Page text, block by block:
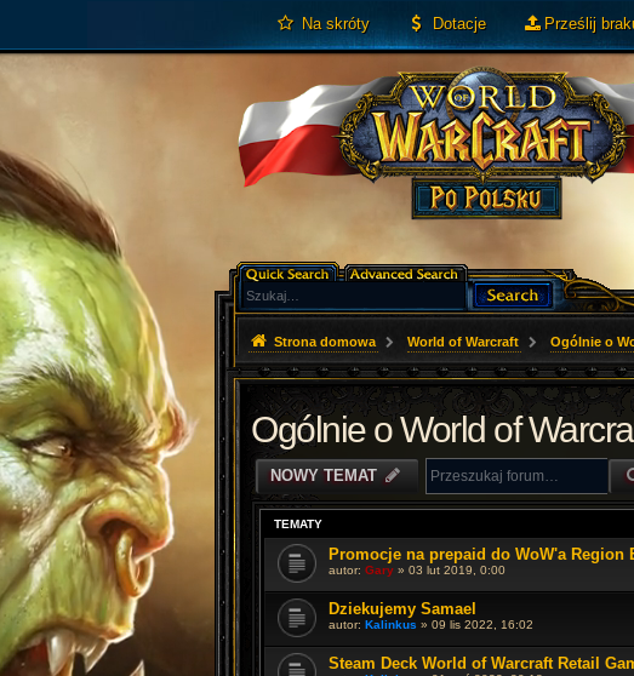
Na skróty Dotacje Prześlij
Strona domowa World of Warcraft Ogólnie o
Ogólnie o World of
NOWY TEMAT
TEMATY
Promocje na prepaid do WoW'a Region
autor: Gary » 03 lut 2019, 0:00
Dziekujemy Samael
autor: Kalinkus » 09 lis 2022, 16:02
Steam Deck World of Warcraft Retail